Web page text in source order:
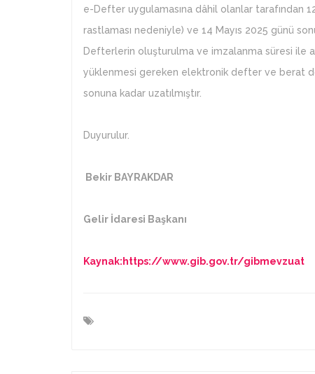
e-Defter uygulamasına dâhil olanlar tarafından
rastlaması nedeniyle) ve 14 Mayıs 2025 günü
Defterlerin oluşturulma ve imzalanma süresi ile
yüklenmesi gereken elektronik defter ve berat
sonuna kadar uzatılmıştır.
Duyurulur.
Bekir BAYRAKDAR
Gelir İdaresi Başkanı
Kaynak:https://www.gib.gov.tr/gibmevzuat